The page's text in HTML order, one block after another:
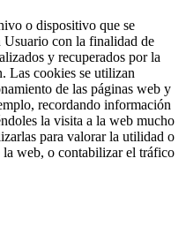
o dispositivo que se
Usuario con la finalidad de
y recuperados por la
Las cookies se utilizan
de las páginas web y
recordando información
la visita a la web mucho
para valorar la utilidad o
la web, o contabilizar el tráfico